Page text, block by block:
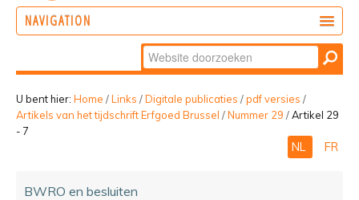
NAVIGATION
BELEVEN
Zoek
Geavanceerd
zoeken...
U bent hier: Home /Links /Digitale publicaties /pdf versies /
Artikels van het tijdschrift Erfgoed Brussel /Nummer 29 /Artikel 29
- 7
NL FR
BWRO en besluiten